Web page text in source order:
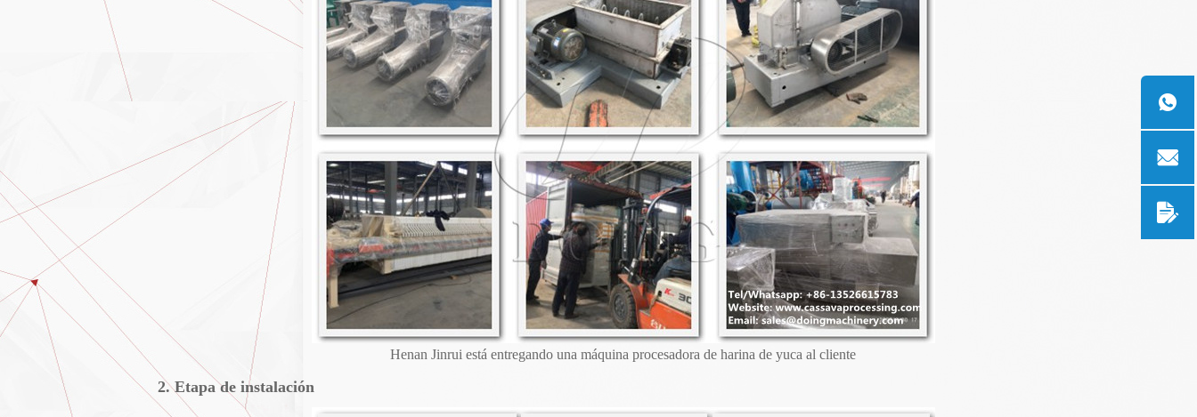
Henan Jinrui está entregando una máquina procesadora de harina de yuca al cliente
2. Etapa de instalación